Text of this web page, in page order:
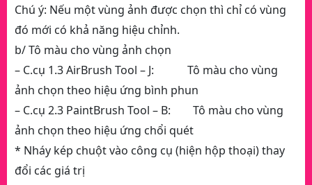
Chú ý: Nếu một vùng ảnh được chọn thì chỉ có vùng
đó mới có khả năng hiệu chỉnh.
b/ Tô màu cho vùng ảnh chọn
– C.cụ 1.3 AirBrush Tool – J: Tô màu cho vùng
ảnh chọn theo hiệu ứng bình phun
– C.cụ 2.3 PaintBrush Tool – B: Tô màu cho vùng
ảnh chọn theo hiệu ứng chổi quét
* Nháy kép chuột vào công cụ (hiện hộp thoại) thay
đổi các giá trị